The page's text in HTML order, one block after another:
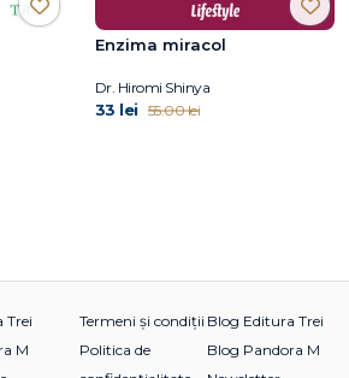
Enzima miracol
Dr. Hiromi Shinya
33 lei 55.00 lei
Trei
M
Termeni și condiții
Politica de
Blog Editura Trei
Blog Pandora M